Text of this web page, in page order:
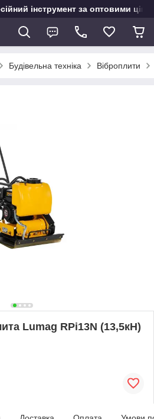
інструмент за оптовими
Будівельна техніка Віброплити
Lumag RPi13N (13,5кН)